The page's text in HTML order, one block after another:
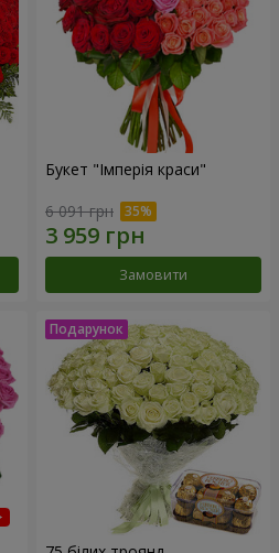
Букет "Імперія краси"
6 091 грн
Замовити